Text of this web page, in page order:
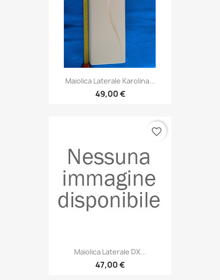
Maiolica Laterale Karolina...
49,00 €
Maiolica Laterale DX...
47,00 €
favorite_border